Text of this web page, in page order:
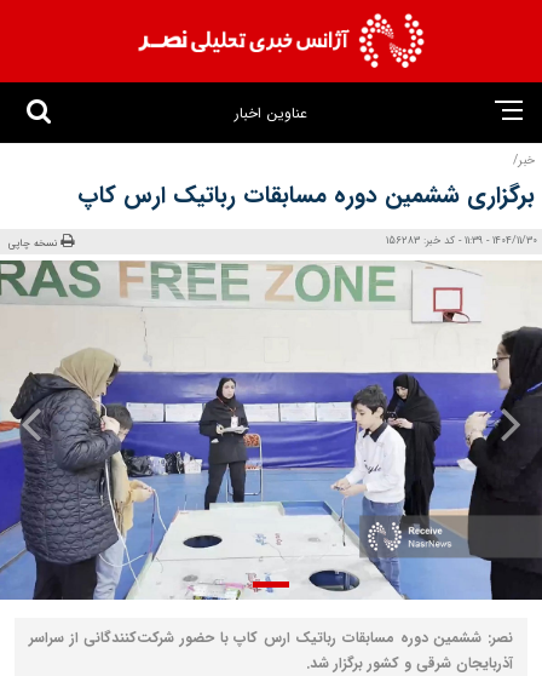
عناوین اخبار
خبر/
برگزاری ششمین دوره مسابقات رباتیک ارس کاپ
1404/11/30 - 11:39 - کد خبر: 156283 نسخه چاپی
نصر: ششمین دوره مسابقات رباتیک ارس کاپ با حضور شرکت‌کنندگانی از سراسر
آذربایجان شرقی و کشور برگزار شد.